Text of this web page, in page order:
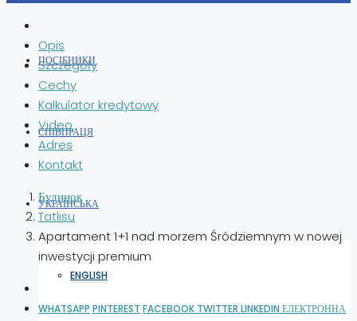
ПОСІБНИКИ
СПІВПРАЦЯ
УКРАЇНСЬКА
ENGLISH
Opis
Szczegóły
Cechy
Kalkulator kredytowy
Video
Adres
Kontakt
Будинок
Tatlisu
Apartament 1+1 nad morzem Śródziemnym w nowej
inwestycji premium
WHATSAPP PINTEREST FACEBOOK TWITTER LINKEDIN ЕЛЕКТРОННА